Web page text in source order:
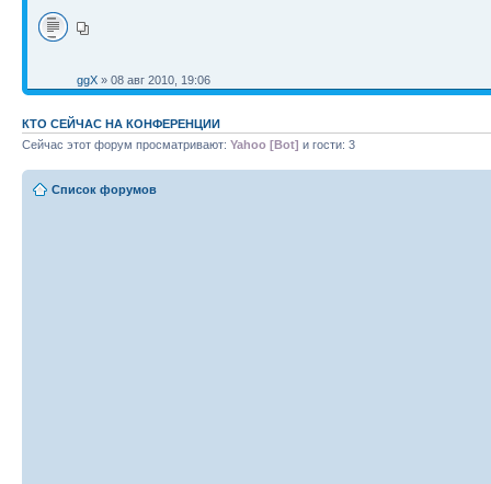
ggX » 08 авг 2010, 19:06
КТО СЕЙЧАС НА КОНФЕРЕНЦИИ
Сейчас этот форум просматривают: Yahoo [Bot] и гости: 3
Список форумов